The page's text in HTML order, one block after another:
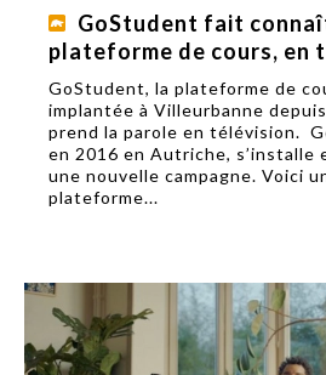
GoStudent fait
plateforme de cours, en
GoStudent, la plateforme de
implantée à Villeurbanne
prend la parole en télévision.
en 2016 en Autriche, s’installe
une nouvelle campagne. Voici
plateforme...